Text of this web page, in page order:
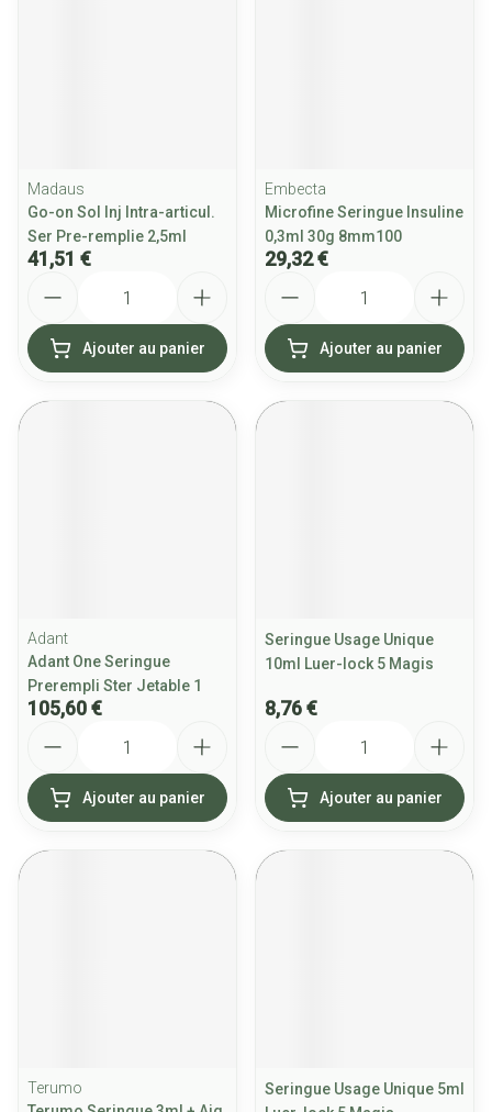
Madaus
Go-on Sol Inj Intra-articul.
Ser Pre-remplie 2,5ml
41,51 €
Ajouter au panier
Embecta
Microfine Seringue Insuline
0,3ml 30g 8mm100
29,32 €
Ajouter au panier
Adant
Adant One Seringue
Prerempli Ster Jetable 1
105,60 €
Ajouter au panier
Seringue Usage Unique
10ml Luer-lock 5 Magis
8,76 €
Ajouter au panier
Terumo
Seringue Usage Unique 5ml